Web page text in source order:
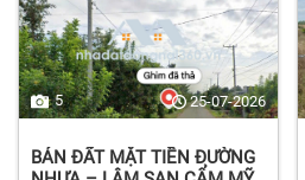
5 25-07-2026
BÁN ĐẤT MẶT TIỀN ĐƯỜNG